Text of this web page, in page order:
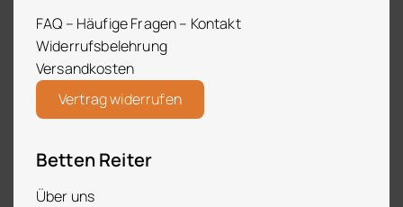
FAQ – Häufige Fragen – Kontakt
Widerrufsbelehrung
Versandkosten
Vertrag widerrufen
Betten Reiter
Über uns